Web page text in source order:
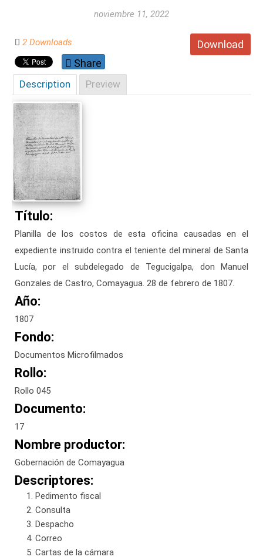
noviembre 11, 2022
Download
2 Downloads
Share
Description Preview
Título:
Planilla de los costos de esta oficina causadas en el
expediente instruido contra el teniente del mineral de Santa
Lucía, por el subdelegado de Tegucigalpa, don Manuel
Gonzales de Castro, Comayagua. 28 de febrero de 1807.
Año:
1807
Fondo:
Documentos Microfilmados
Rollo:
Rollo 045
Documento:
17
Nombre productor:
Gobernación de Comayagua
Descriptores:
Pedimento fiscal
Consulta
Despacho
Correo
Cartas de la cámara